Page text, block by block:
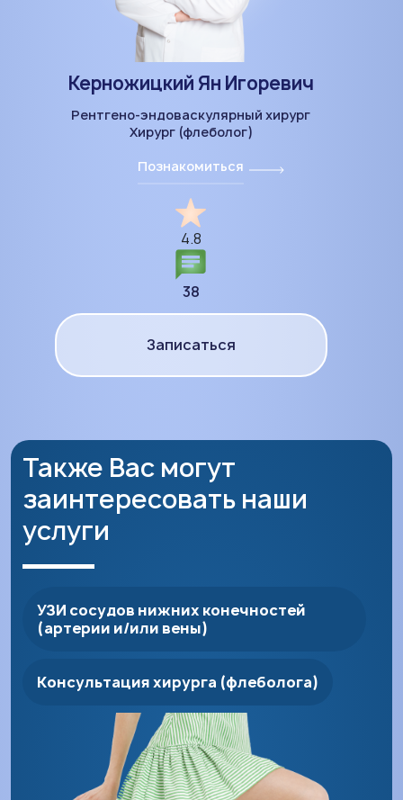
Керножицкий Ян Игоревич
Рентгено-эндоваскулярный хирург
Хирург (флеболог)
Познакомиться
4.8
38
Записаться
Также Вас могут
заинтересовать наши
услуги
УЗИ сосудов нижних конечностей
(артерии и/или вены)
Консультация хирурга (флеболога)